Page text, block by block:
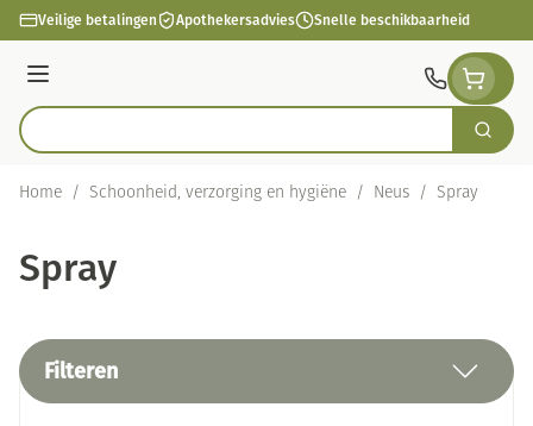
Ga naar de inhoud
Veilige betalingen Apothekersadvies Snelle beschikbaarheid
Menu
Product, merk, categorie... Zoek
Home / Schoonheid, verzorging en hygiëne / Neus / Spray
Spray
Filteren